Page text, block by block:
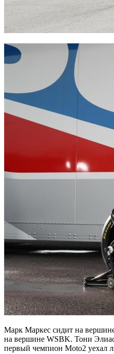
Марк Маркес сидит на
на вершине WSBK. Тони Элиас
первый чемпион Moto2 уехал